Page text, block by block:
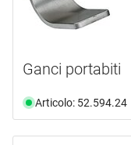
Ganci portabiti
Articolo: 52.594.24